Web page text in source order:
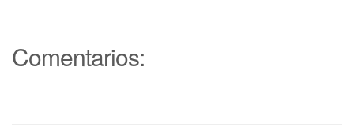
Comentarios: